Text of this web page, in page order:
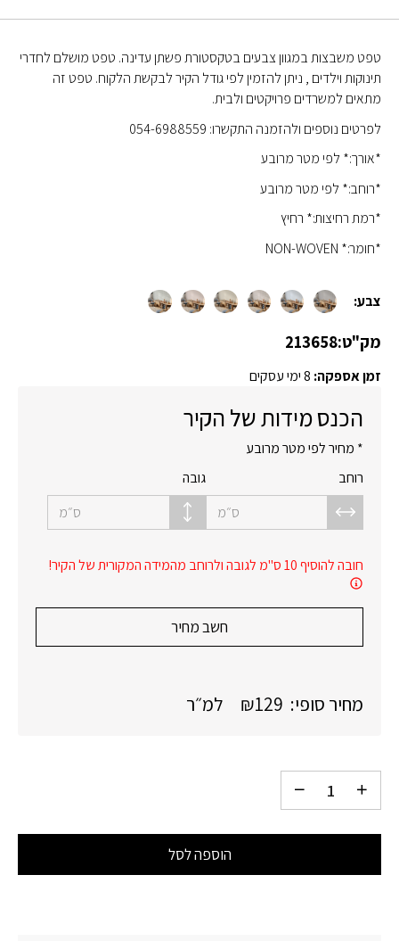
טפט משבצות במגוון צבעים בטקסטורת פשתן עדינה. טפט מושלם לחדרי
תינוקות וילדים , ניתן להזמין לפי גודל הקיר לבקשת הלקוח. טפט זה
מתאים למשרדים פרויקטים ולבית.
לפרטים נוספים ולהזמנה התקשרו: 054-6988559
*אורך:* לפי מטר מרובע
*רוחב:* לפי מטר מרובע
*רמת רחיצות:* רחיץ
*חומר:* NON-WOVEN
צבע:
מק"ט:213658
זמן אספקה: 8 ימי עסקים
הכנס מידות של הקיר
* מחיר לפי מטר מרובע
רוחב
ס״מ
גובה
ס״מ
חובה להוסיף 10 ס"מ לגובה ולרוחב מהמידה המקורית של הקיר!
חשב מחיר
מחיר סופי: ₪129 למ״ר
הוספה לסל